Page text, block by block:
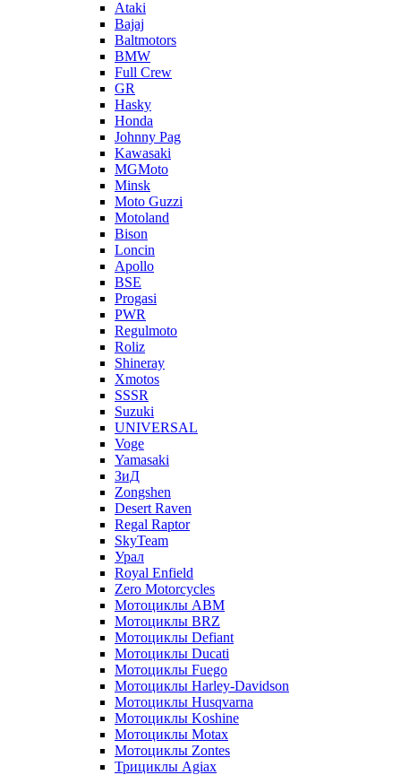
Ataki
Bajaj
Baltmotors
BMW
Full Crew
GR
Hasky
Honda
Johnny Pag
Kawasaki
MGMoto
Minsk
Moto Guzzi
Motoland
Bison
Loncin
Apollo
BSE
Progasi
PWR
Regulmoto
Roliz
Shineray
Xmotos
SSSR
Suzuki
UNIVERSAL
Voge
Yamasaki
ЗиД
Zongshen
Desert Raven
Regal Raptor
SkyTeam
Урал
Royal Enfield
Zero Motorcycles
Мотоциклы ABM
Мотоциклы BRZ
Мотоциклы Defiant
Мотоциклы Ducati
Мотоциклы Fuego
Мотоциклы Harley-Davidson
Мотоциклы Husqvarna
Мотоциклы Koshine
Мотоциклы Motax
Мотоциклы Zontes
Трициклы Agiax